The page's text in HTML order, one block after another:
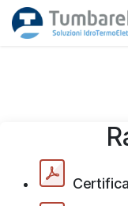
Passa al contenuto